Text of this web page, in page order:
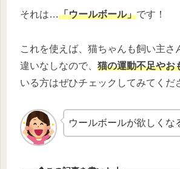
それは…「ウールボール」です！
これを使えば、猫ちゃんも飼い主さ
違いなしなので、 猫の運動不足やお
いる方はぜひチェックしてみてくだ
ウールボールが欲しくな